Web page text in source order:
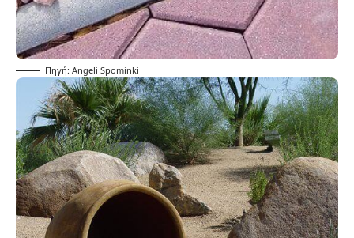
Πηγή: Angeli Spominki